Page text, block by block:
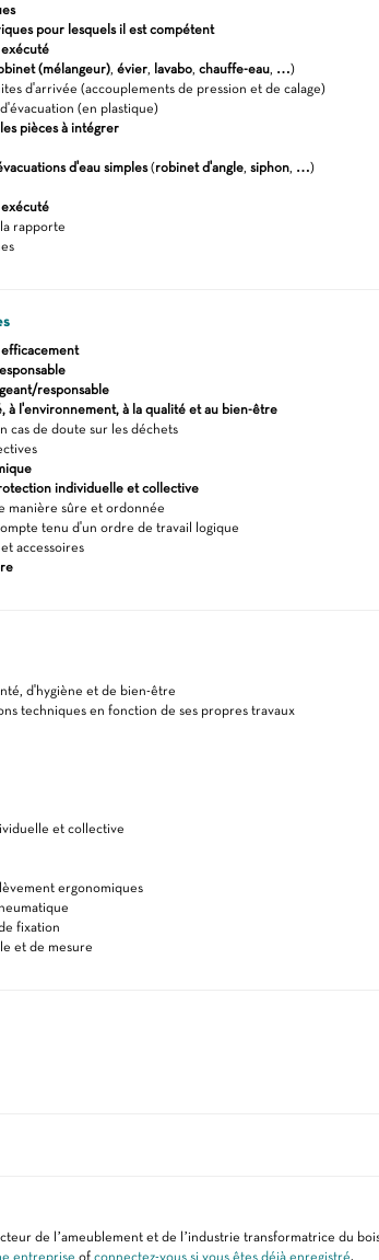
pour lesquels il est compétent
(mélangeur), évier, lavabo, chauffe-eau, …)
d'arrivée (accouplements de pression et de calage)
(en plastique)
pièces à intégrer
d'eau simples(robinet d'angle, siphon, …)
rapporte
responsable
à l'environnement, à la qualité et au bien-être
cas de doute sur les déchets
individuelle et collective
manière sûre et ordonnée
tenu d'un ordre de travail logique
accessoires
d'hygiène et de bien-être
techniques en fonction de ses propres travaux
et collective
ergonomiques
fixation
et de mesure
de l’ameublement et de l’industrie transformatrice du
entreprise of connectez-vous si vous êtes déjà enregistré.